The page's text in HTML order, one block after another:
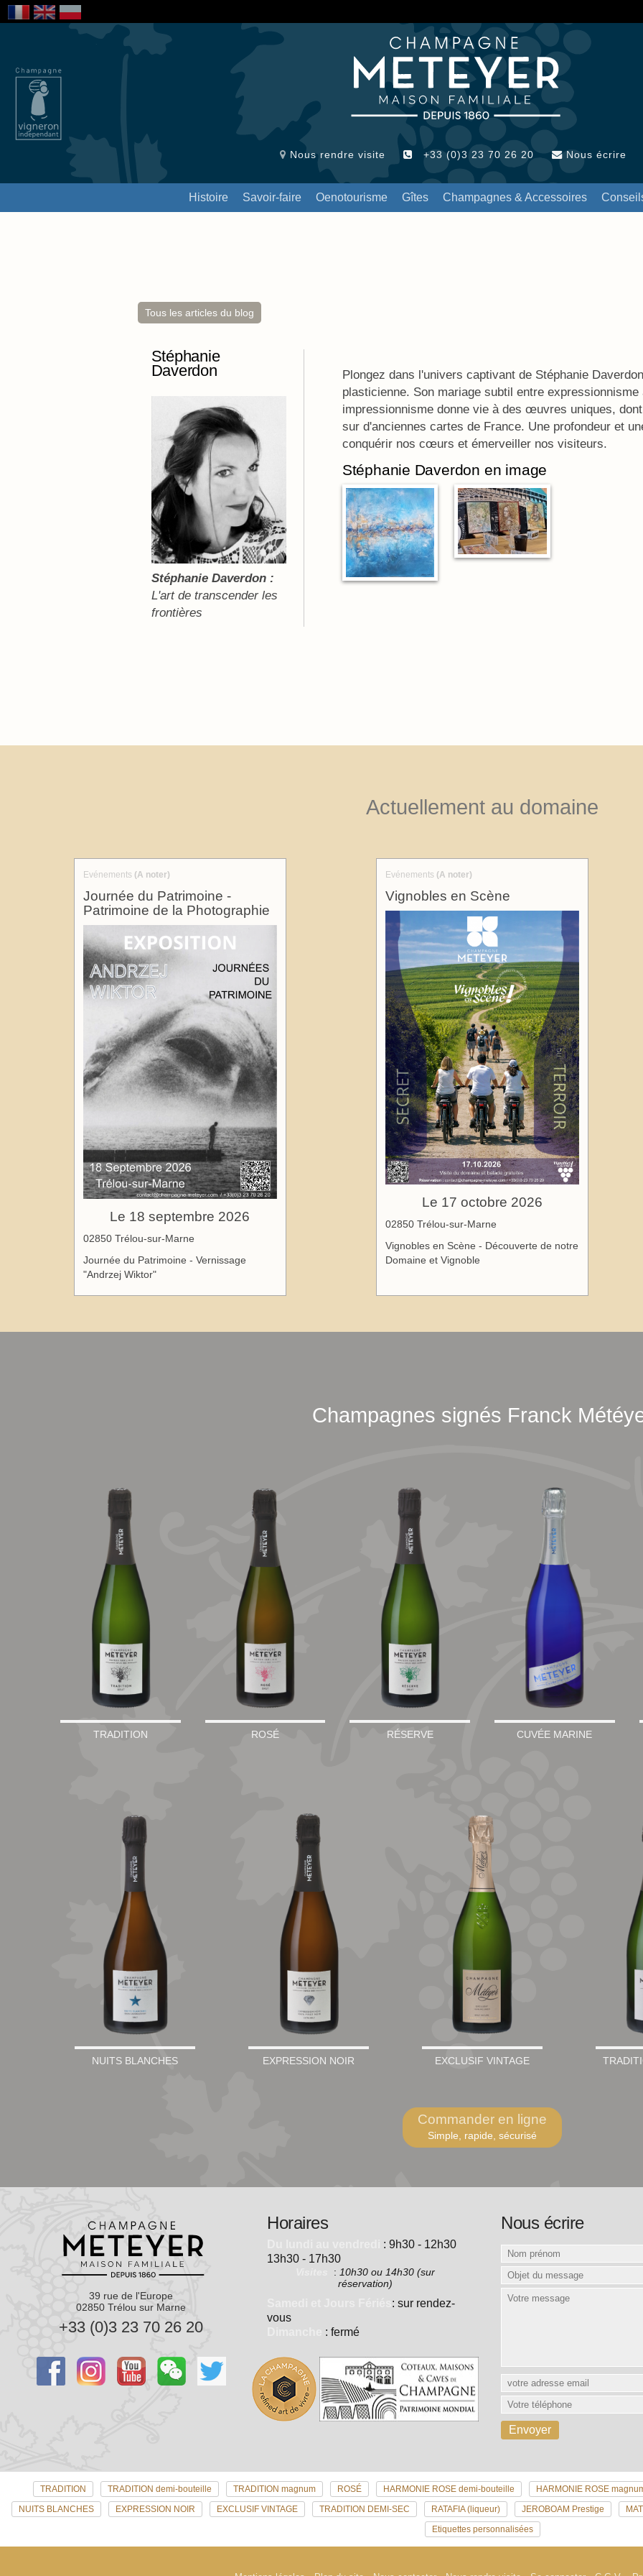
Nous rendre visite +33 (0)3 23 70 26 20 Nous écrire
Histoire Savoir-faire Oenotourisme Gîtes Champagnes & Accessoires
Tous les articles du blog
Stéphanie
Daverdon
Stéphanie Daverdon :
L'art de transcender les
frontières
Plongez dans l'univers captivant de Stéphanie
plasticienne. Son mariage subtil entre expressionnisme
impressionnisme donne vie à des œuvres uniques,
sur d'anciennes cartes de France. Une profondeur et
conquérir nos cœurs et émerveiller nos visiteurs.
Stéphanie Daverdon en image
Actuellement au domaine
Evénements (A noter)
Journée du Patrimoine -
Patrimoine de la Photographie
Le 18 septembre 2026
02850 Trélou-sur-Marne
Journée du Patrimoine - Vernissage
"Andrzej Wiktor"
Evénements (A noter)
Vignobles en Scène
Le 17 octobre 2026
02850 Trélou-sur-Marne
Vignobles en Scène - Découverte de notre
Domaine et Vignoble
Champagnes signés Franck
TRADITION ROSÉ RÉSERVE CUVÉE MARINE
NUITS BLANCHES EXPRESSION NOIR EXCLUSIF VINTAGE
Commander en ligne
Simple, rapide, sécurisé
39 rue de l'Europe
02850 Trélou sur Marne
+33 (0)3 23 70 26 20
Horaires
: 9h30 - 12h30
13h30 - 17h30
: 10h30 ou 14h30 (sur
réservation)
: sur rendez-
vous
: fermé
Nous écrire
TRADITION TRADITION demi-bouteille TRADITION magnum ROSÉ HARMONIE ROSE demi-bouteille HARMONIE ROSE
NUITS BLANCHES EXPRESSION NOIR EXCLUSIF VINTAGE TRADITION DEMI-SEC RATAFIA (liqueur) JEROBOAM Prestige
Etiquettes personnalisées